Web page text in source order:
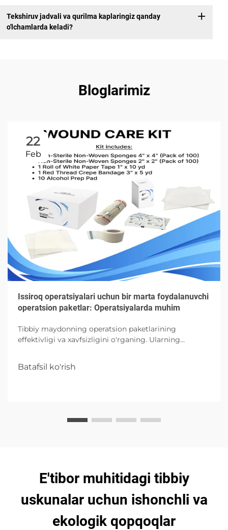
Tekshiruv jadvali va qurilma kaplaringiz qanday
o'lchamlarda keladi?
Bloglarimiz
22
Feb
Issiroq operatsiyalari uchun bir marta foydalanuvchi
operatsion paketlar: Operatsiyalarda muhim
Tibbiy maydonning operatsion paketlarining
effektivligi va xavfsizligini o'rganing. Ularning
Batafsil ko'rish
E'tibor muhitidagi tibbiy
uskunalar uchun ishonchli va
ekologik qopqoqlar